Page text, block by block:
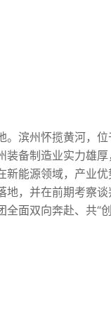
滨州怀揽黄河，
备制造业实力雄
能源领域，产业
，并在前期考察
面双向奔赴、共“创